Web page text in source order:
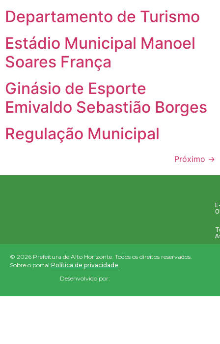
Departamento de Turismo
Estádio Municipal Manoel
Soares França
Ginásio de Esporte
Emivaldo Sebastião Borges
Regulação Municipal
Próximo →
© 2026 Prefeitura de Alto Horizonte. Todos os direitos reservados.
Sobre o portal:Política de privacidade
Desenvolvido por: